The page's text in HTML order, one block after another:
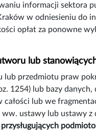
informacji sektora
w odniesieniu do
opłat za ponowne
lub
przedmiotu praw
1254) lub bazy
lub we
ww. ustawy lub ustawy z